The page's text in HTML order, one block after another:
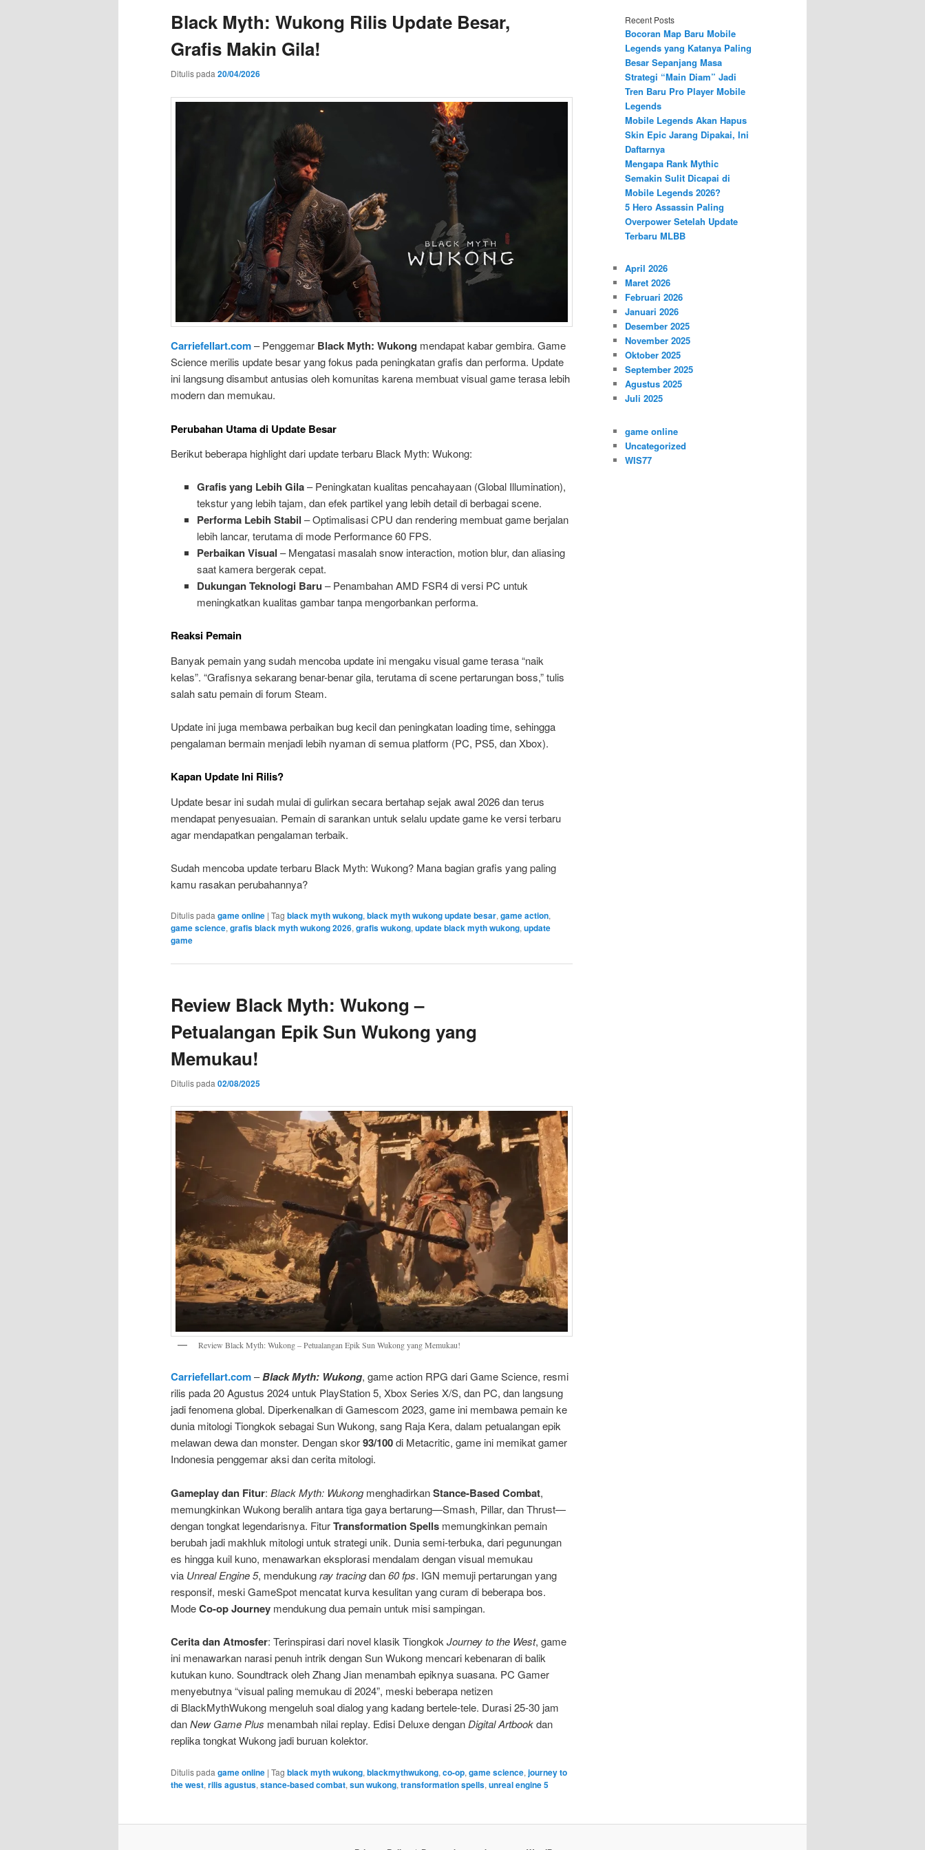
Black Myth: Wukong Rilis Update Besar,
Grafis Makin Gila!
Ditulis pada 20/04/2026
Carriefellart.com– Penggemar Black Myth: Wukong mendapat kabar gembira. Game
Science merilis update besar yang fokus pada peningkatan grafis dan performa. Update
ini langsung disambut antusias oleh komunitas karena membuat visual game terasa lebih
modern dan memukau.
Perubahan Utama di Update Besar
Berikut beberapa highlight dari update terbaru Black Myth: Wukong:
Grafis yang Lebih Gila– Peningkatan kualitas pencahayaan (Global Illumination),
tekstur yang lebih tajam, dan efek partikel yang lebih detail di berbagai scene.
Performa Lebih Stabil – Optimalisasi CPU dan rendering membuat game berjalan
lebih lancar, terutama di mode Performance 60 FPS.
Perbaikan Visual – Mengatasi masalah snow interaction, motion blur, dan aliasing
saat kamera bergerak cepat.
Dukungan Teknologi Baru – Penambahan AMD FSR4 di versi PC untuk
meningkatkan kualitas gambar tanpa mengorbankan performa.
Reaksi Pemain
Banyak pemain yang sudah mencoba update ini mengaku visual game terasa “naik
kelas”. “Grafisnya sekarang benar-benar gila, terutama di scene pertarungan boss,” tulis
salah satu pemain di forum Steam.
Update ini juga membawa perbaikan bug kecil dan peningkatan loading time, sehingga
pengalaman bermain menjadi lebih nyaman di semua platform (PC, PS5, dan Xbox).
Kapan Update Ini Rilis?
Update besar ini sudah mulai di gulirkan secara bertahap sejak awal 2026 dan terus
mendapat penyesuaian. Pemain di sarankan untuk selalu update game ke versi terbaru
agar mendapatkan pengalaman terbaik.
Sudah mencoba update terbaru Black Myth: Wukong? Mana bagian grafis yang paling
kamu rasakan perubahannya?
Ditulis pada game online | Tag black myth wukong, black myth wukong update besar, game action,
game science, grafis black myth wukong 2026, grafis wukong, update black myth wukong, update
game
Review Black Myth: Wukong –
Petualangan Epik Sun Wukong yang
Memukau!
Ditulis pada 02/08/2025
Review Black Myth: Wukong – Petualangan Epik Sun Wukong yang Memukau!
Carriefellart.com–Black Myth: Wukong, game action RPG dari Game Science, resmi
rilis pada 20 Agustus 2024 untuk PlayStation 5, Xbox Series X/S, dan PC, dan langsung
jadi fenomena global. Diperkenalkan di Gamescom 2023, game ini membawa pemain ke
dunia mitologi Tiongkok sebagai Sun Wukong, sang Raja Kera, dalam petualangan epik
melawan dewa dan monster. Dengan skor93/100di Metacritic, game ini memikat gamer
Indonesia penggemar aksi dan cerita mitologi.
Gameplay dan Fitur: Black Myth: WukongmenghadirkanStance-Based Combat,
memungkinkan Wukong beralih antara tiga gaya bertarung—Smash, Pillar, dan Thrust—
dengan tongkat legendarisnya. FiturTransformation Spells memungkinkan pemain
berubah jadi makhluk mitologi untuk strategi unik. Dunia semi-terbuka, dari pegunungan
es hingga kuil kuno, menawarkan eksplorasi mendalam dengan visual memukau
via Unreal Engine 5, mendukungray tracingdan60 fps. IGN memuji pertarungan yang
responsif, meski GameSpot mencatat kurva kesulitan yang curam di beberapa bos.
ModeCo-op Journey mendukung dua pemain untuk misi sampingan.
Cerita dan Atmosfer: Terinspirasi dari novel klasik Tiongkok Journey to the West, game
ini menawarkan narasi penuh intrik dengan Sun Wukong mencari kebenaran di balik
kutukan kuno. Soundtrack oleh Zhang Jian menambah epiknya suasana. PC Gamer
menyebutnya “visual paling memukau di 2024”, meski beberapa netizen
di BlackMythWukong mengeluh soal dialog yang kadang bertele-tele. Durasi 25-30 jam
danNew Game Plus menambah nilai replay. Edisi Deluxe dengan Digital Artbookdan
replika tongkat Wukong jadi buruan kolektor.
Ditulis pada game online | Tag black myth wukong, blackmythwukong, co-op, game science, journey to
the west, rilis agustus, stance-based combat, sun wukong, transformation spells, unreal engine 5
Recent Posts
Bocoran Map Baru Mobile
Legends yang Katanya Paling
Besar Sepanjang Masa
Strategi “Main Diam” Jadi
Tren Baru Pro Player Mobile
Legends
Mobile Legends Akan Hapus
Skin Epic Jarang Dipakai, Ini
Daftarnya
Mengapa Rank Mythic
Semakin Sulit Dicapai di
Mobile Legends 2026?
5 Hero Assassin Paling
Overpower Setelah Update
Terbaru MLBB
April 2026
Maret 2026
Februari 2026
Januari 2026
Desember 2025
November 2025
Oktober 2025
September 2025
Agustus 2025
Juli 2025
game online
Uncategorized
WIS77